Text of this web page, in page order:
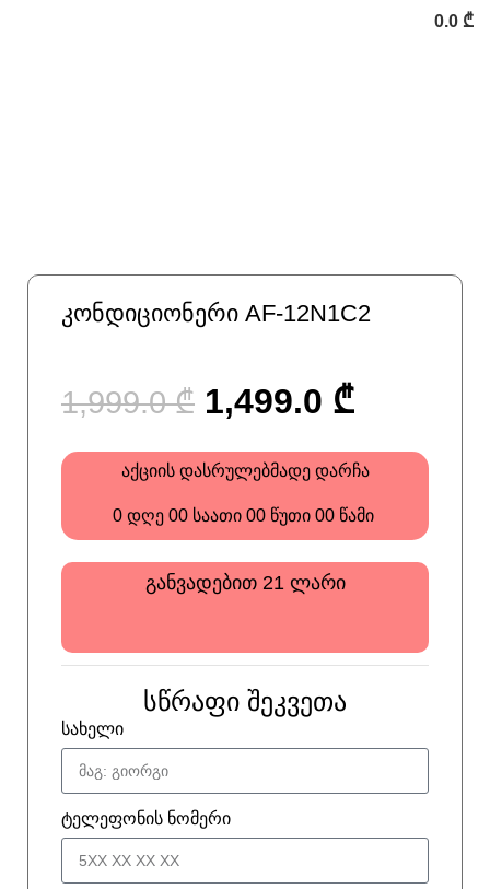
0.0 ₾
კონდიციონერი AF-12N1C2
1,999.0₾ 1,499.0 ₾
აქციის დასრულებმადე დარჩა
0 დღე 00 საათი 00 წუთი 00 წამი
განვადებით 21 ლარი
სწრაფი შეკვეთა
სახელი
ტელეფონის ნომერი